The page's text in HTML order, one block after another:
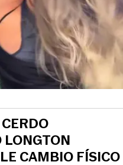
LONGTON
CAMBIO FÍSICO